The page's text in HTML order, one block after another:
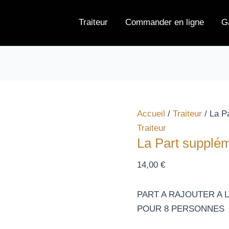
Traiteur Commander en ligne
Accueil / Traiteur/ La
Traiteur
La Part
14,00 €
PART A RAJOUTER A
POUR 8 PERSONNES
de
Part